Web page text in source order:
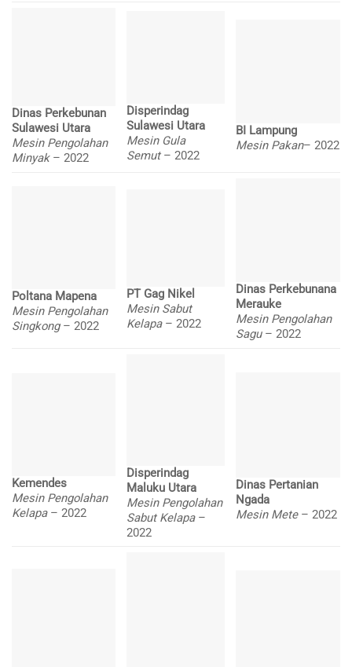
Dinas Perkebunan
Sulawesi Utara
Mesin Pengolahan
Minyak– 2022
Disperindag
Sulawesi Utara
Mesin Gula
Semut– 2022
BI Lampung
Mesin Pakan– 2022
Poltana Mapena
Mesin Pengolahan
Singkong – 2022
PT Gag Nikel
Mesin Sabut
Kelapa – 2022
Dinas Perkebunana
Merauke
Mesin Pengolahan
Sagu – 2022
Kemendes
Mesin Pengolahan
Kelapa – 2022
Disperindag
Maluku Utara
Mesin Pengolahan
Sabut Kelapa –
2022
Dinas Pertanian
Ngada
Mesin Mete – 2022